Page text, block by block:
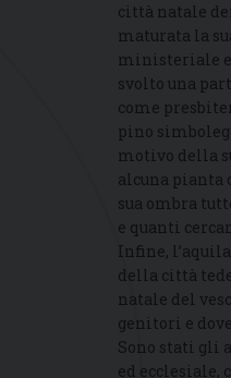
città natale
maturata la
ministeriale e
svolto una
come
pino
motivo della
alcuna pianta
sua ombra
e quanti
Infine,
della città
natale del
genitori e
Sono stati gli
ed ecclesiale,